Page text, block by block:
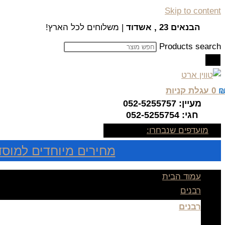
Skip to content
הבנאים 23 , אשדוד
| משלוחים לכל הארץ!
Products search
0 עגלת קניות
מעיין: 052-5255757
חגי: 052-5255754
מועדפים שנבחרו:
מחירים מיוחדים
עמוד הבית
רבנים
רבנים